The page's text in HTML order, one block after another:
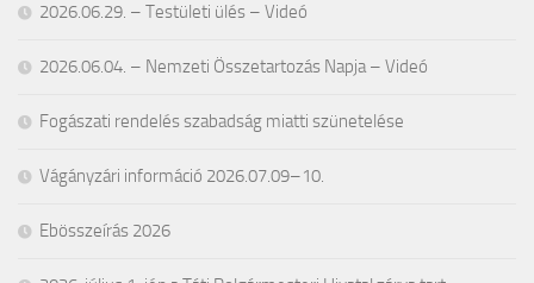
2026.06.29. – Testületi ülés – Videó
2026.06.04. – Nemzeti Összetartozás Napja – Videó
Fogászati rendelés szabadság miatti szünetelése
Vágányzári információ 2026.07.09–10.
Ebösszeírás 2026